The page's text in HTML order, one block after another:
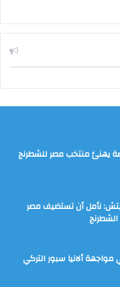
يهنئ منتخب مصر للشطرنج
نأمل أن تستضيف مصر
ألانيا سبور التركي